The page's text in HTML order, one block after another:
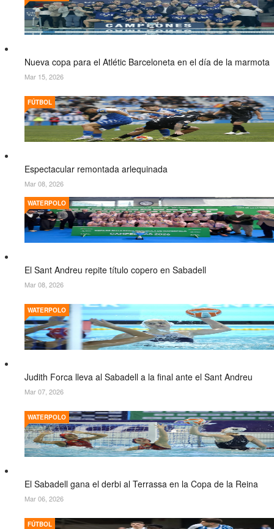
Nueva copa para el Atlétic Barceloneta en el día de la marmota
Mar 15, 2026
Espectacular remontada arlequinada
FÚTBOL
Mar 08, 2026
El Sant Andreu repite título copero en Sabadell
WATERPOLO
Mar 08, 2026
Judith Forca lleva al Sabadell a la final ante el Sant Andreu
WATERPOLO
Mar 07, 2026
El Sabadell gana el derbi al Terrassa en la Copa de la Reina
WATERPOLO
Mar 06, 2026
FÚTBOL